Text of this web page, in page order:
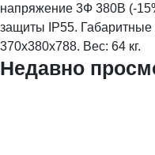
напряжение 3Ф 380В (-
защиты IP55.
370х380х788. Вес: 64 кг.
Недавно